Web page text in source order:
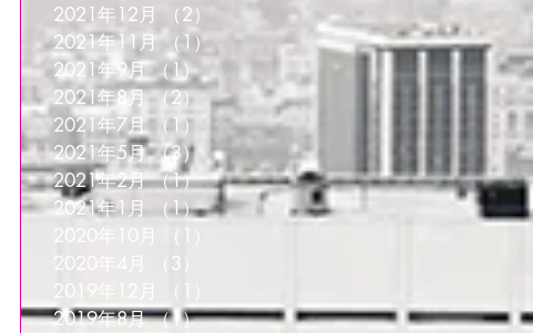
2021年12月
（2）
2件の記事
2021年11月 （1） 1件の記事
2021年9月 （1） 1件の記事
2021年8月 （2）2件の記事
2021年7月 （1） 1件の記事
2021年5月 （3） 3件の記事
2021年2月 （1）1件の記事
2021年1月
（1）1件の記事
2020年10月
（1）
2020年4月
（3）
2019年12月
（1）
2019年8月 （1）1件の記事